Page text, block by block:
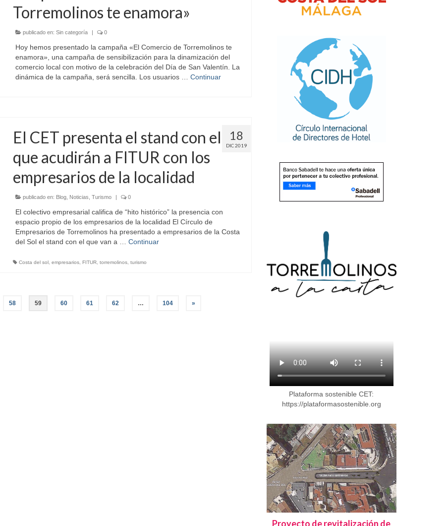
Torremolinos te enamora»
publicado en: Sin categoría | 0
Hoy hemos presentado la campaña «El Comercio de Torremolinos te
enamora», una campaña de sensibilización para la dinamización del
comercio local con motivo de la celebración del Día de San Valentín. La
dinámica de la campaña, será sencilla. Los usuarios … Continuar
18
DIC 2019
El CET presenta el stand con el
que acudirán a FITUR con los
empresarios de la localidad
publicado en: Blog, Noticias Turismo | 0
El colectivo empresarial califica de “hito histórico” la presencia con
espacio propio de los empresarios de la localidad El Círculo de
Empresarios de Torremolinos ha presentado a empresarios de la Costa
del Sol el stand con el que van a … Continuar
Costa del sol, empresarios, FITUR, torremolinos, turismo
58 59 60 61 62 … 104 »
Plataforma sostenible CET:
https://plataformasostenible.org
Proyecto de revitalización de